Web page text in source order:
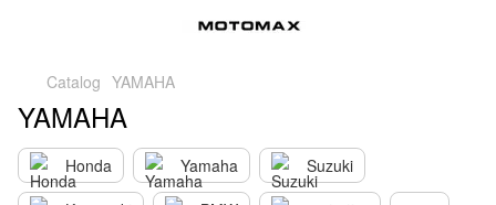
Catalog YAMAHA
YAMAHA
Honda Yamaha
Suzuki